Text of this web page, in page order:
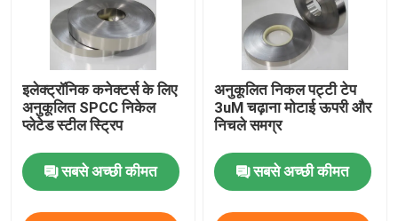
इलेक्ट्रॉनिक कनेक्टर्स के लिए
अनुकूलित SPCC निकेल
प्लेटेड स्टील स्ट्रिप
सबसे अच्छी कीमत
अनुकूलित निकल पट्टी टेप
3uM चढ़ाना मोटाई ऊपरी और
निचले समग्र
सबसे अच्छी कीमत